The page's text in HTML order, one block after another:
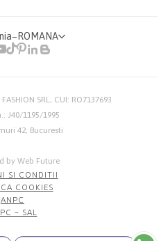
− ROMANA
SRL, CUI: RO7137693
J40/1195/1995
42, Bucuresti
by Web Future
SI CONDITII
COOKIES
ANPC
– SAL